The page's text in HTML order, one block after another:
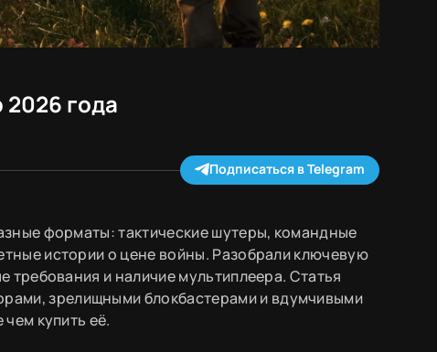
года
Подписаться в Telegram
форматы: тактические шутеры, командные
истории о цене войны. Разобрали ключевую
и наличие мультиплеера. Статья
зрелищными блокбастерами и вдумчивыми
купить её.